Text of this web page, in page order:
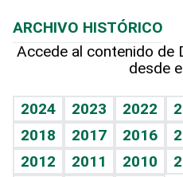
Hablando con el pediatra
Vida y familia
Eñe
Celebrando la vida
Línea de hit
BRV
TBT Deportivo
Más firmas
Hecho en casa
Guía del dinero
Cumpleaños
Horóscopos
Juegos
ARCHIVO HISTÓRICO
Accede al contenido de
desde
2024 2023 2022
2018
2017 2016
2012
2011 2010